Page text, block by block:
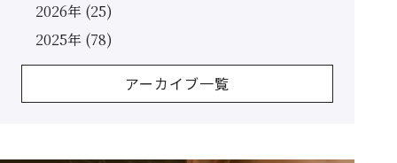
2026年 (25)
2025年 (78)
アーカイブ一覧